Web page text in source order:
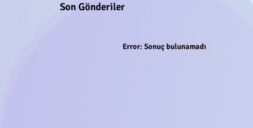
Son Gönderiler
Error: Sonuç bulunamadı